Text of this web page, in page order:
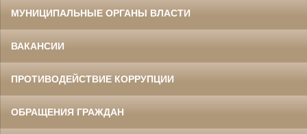
МУНИЦИПАЛЬНЫЕ ОРГАНЫ ВЛАСТИ
ВАКАНСИИ
ПРОТИВОДЕЙСТВИЕ КОРРУПЦИИ
ОБРАЩЕНИЯ ГРАЖДАН